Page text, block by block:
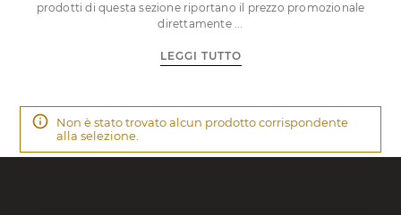
prodotti di questa sezione riportano il prezzo promozionale
direttamente
LEGGI TUTTO
Non è stato trovato alcun prodotto corrispondente
alla selezione.